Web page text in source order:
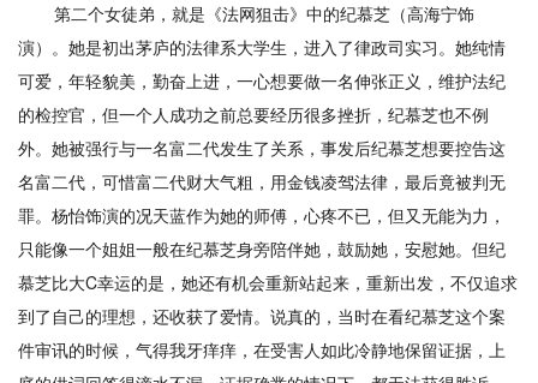
第二个女徒弟，就是《法网狙击》中的纪慕芝（高海宁饰
演）。她是初出茅庐的法律系大学生，进入了律政司实习。她纯情
可爱，年轻貌美，勤奋上进，一心想要做一名伸张正义，维护法纪
的检控官，但一个人成功之前总要经历很多挫折，纪慕芝也不例
外。她被强行与一名富二代发生了关系，事发后纪慕芝想要控告这
名富二代，可惜富二代财大气粗，用金钱凌驾法律，最后竟被判无
罪。杨怡饰演的况天蓝作为她的师傅，心疼不已，但又无能为力，
只能像一个姐姐一般在纪慕芝身旁陪伴她，鼓励她，安慰她。但纪
慕芝比大C幸运的是，她还有机会重新站起来，重新出发，不仅追求
到了自己的理想，还收获了爱情。说真的，当时在看纪慕芝这个案
件审讯的时候，气得我牙痒痒，在受害人如此冷静地保留证据，上